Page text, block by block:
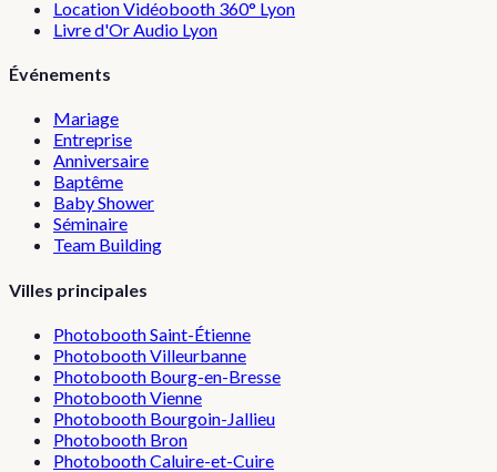
Location Vidéobooth 360° Lyon
Livre d'Or Audio Lyon
Événements
Mariage
Entreprise
Anniversaire
Baptême
Baby Shower
Séminaire
Team Building
Villes principales
PhotoboothSaint-Étienne
PhotoboothVilleurbanne
Photobooth Bourg-en-Bresse
PhotoboothVienne
Photobooth Bourgoin-Jallieu
Photobooth Bron
PhotoboothCaluire-et-Cuire